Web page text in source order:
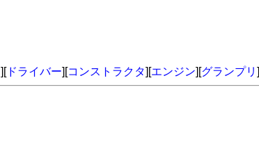
][ドライバー][コンストラクタ][エンジン][グランプリ